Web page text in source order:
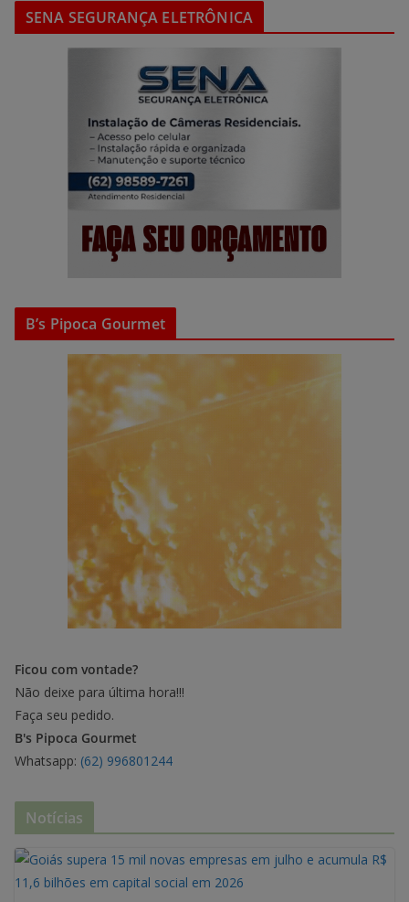
SENA SEGURANÇA ELETRÔNICA
B’s Pipoca Gourmet
Ficou com vontade?
Não deixe para última hora!!!
Faça seu pedido.
B's Pipoca Gourmet
Whatsapp: (62) 996801244
Notícias